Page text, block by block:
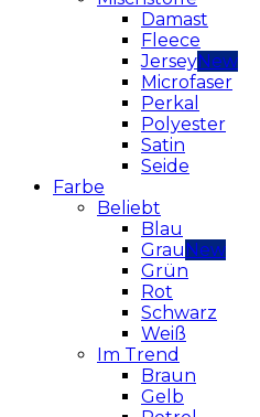
Damast
Fleece
Jersey
Microfaser
Perkal
Polyester
Satin
Seide
Farbe
Beliebt
Blau
Grau
Grün
Rot
Schwarz
Weiß
Im Trend
Braun
Gelb